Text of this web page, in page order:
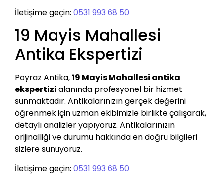
İletişime geçin: 0531 993 68 50
19 Mayis Mahallesi
Antika Ekspertizi
Poyraz Antika,19 Mayis Mahallesi antika
ekspertizi alanında profesyonel bir hizmet
sunmaktadır. Antikalarınızın gerçek değerini
öğrenmek için uzman ekibimizle birlikte çalışarak,
detaylı analizler yapıyoruz. Antikalarınızın
orijinalliği ve durumu hakkında en doğru bilgileri
sizlere sunuyoruz.
İletişime geçin: 0531 993 68 50